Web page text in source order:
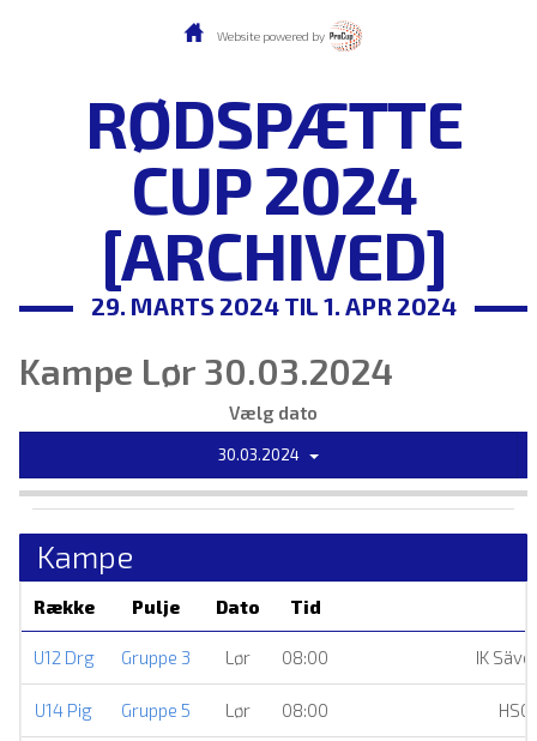
Website powered by
RØDSPÆTTE
CUP 2024
[ARCHIVED]
29. MARTS 2024 TIL 1. APR 2024
Kampe Lør 30.03.2024
Vælg dato
30.03.2024
Kampe
Række Pulje Dato Tid
U12 Drg Gruppe 3 Lør 08:00 IK
U14 Pig Gruppe 5 Lør 08:00